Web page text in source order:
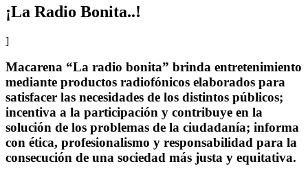
¡La Radio Bonita..!
]
Macarena “La radio bonita” brinda entretenimiento
mediante productos radiofónicos elaborados para
satisfacer las necesidades de los distintos públicos;
incentiva a la participación y contribuye en la
solución de los problemas de la ciudadanía; informa
con ética, profesionalismo y responsabilidad para la
consecución de una sociedad más justa y equitativa.